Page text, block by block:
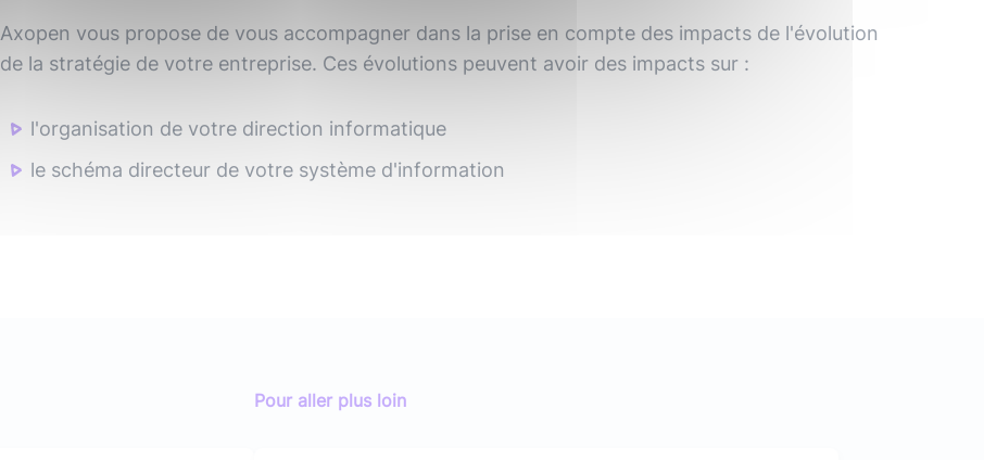
Axopen vous propose de vous accompagner dans la prise en compte des impacts de l'évolution
de la stratégie de votre entreprise. Ces évolutions peuvent avoir des impacts sur :
l'organisation de votre direction informatique
le schéma directeur de votre système d'information
Pour aller plus loin